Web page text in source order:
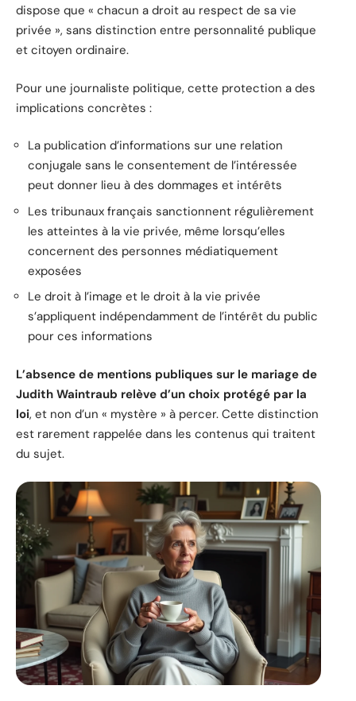
dispose que « chacun a droit au respect de sa vie
privée », sans distinction entre personnalité publique
et citoyen ordinaire.
Pour une journaliste politique, cette protection a des
implications concrètes :
La publication d’informations sur une relation
conjugale sans le consentement de l’intéressée
peut donner lieu à des dommages et intérêts
Les tribunaux français sanctionnent régulièrement
les atteintes à la vie privée, même lorsqu’elles
concernent des personnes médiatiquement
exposées
Le droit à l’image et le droit à la vie privée
s’appliquent indépendamment de l’intérêt du public
pour ces informations
L’absence de mentions publiques sur le mariage de
Judith Waintraub relève d’un choix protégé par la
loi, et non d’un « mystère » à percer. Cette distinction
est rarement rappelée dans les contenus qui traitent
du sujet.